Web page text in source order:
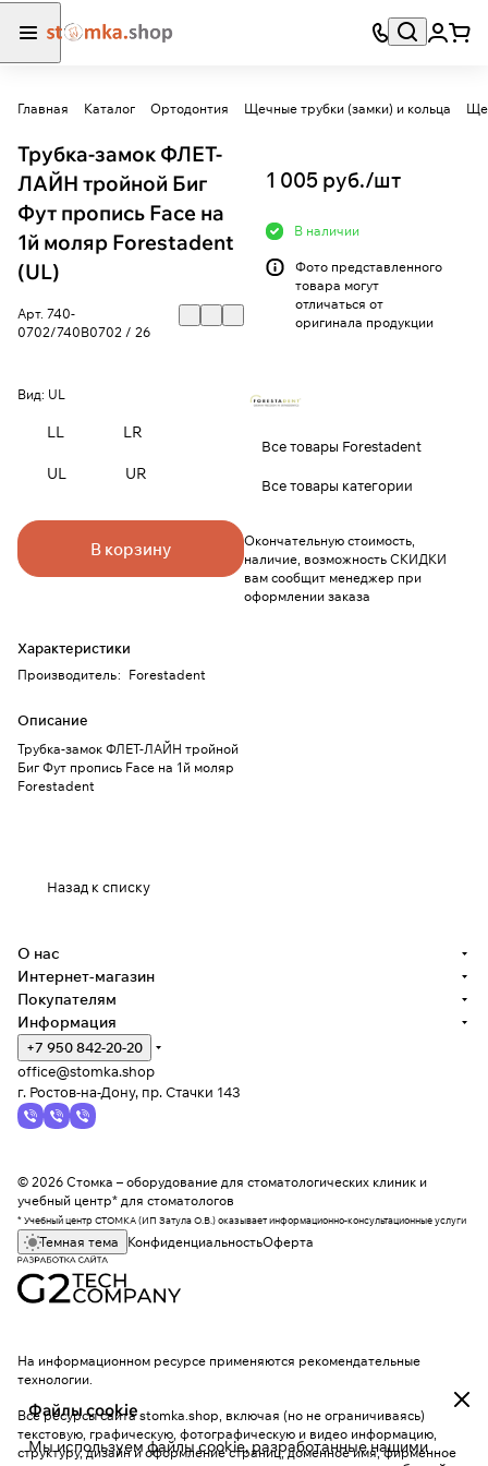
Главная Каталог Ортодонтия Щечные трубки (замки) и кольца
Трубка-замок ФЛЕТ-
ЛАЙН тройной Биг
Фут пропись Face на
1й моляр Forestadent
(UL)
Арт. 740-
0702/740В0702 / 26
Вид: UL
LL LR
UL UR
В корзину
Характеристики
Производитель: Forestadent
Описание
Трубка-замок ФЛЕТ-ЛАЙН тройной
Биг Фут пропись Face на 1й моляр
Forestadent
1 005 руб./шт
В наличии
Фото представленного
товара могут
отличаться от
оригинала продукции
Все товары Forestadent
Все товары категории
Окончательную стоимость,
наличие, возможность СКИДКИ
вам сообщит менеджер при
оформлении заказа
Назад к списку
Файлы cookie
Мы используем файлы cookie, разработанные нашими
О нас
Интернет-магазин
Покупателям
Информация
+7 950 842-20-20
office@stomka.shop
г. Ростов-на-Дону, пр. Стачки 143
© 2026 Стомка – оборудование для стоматологических клиник и
учебный центр* для стоматологов
* Учебный центр СТОМКА (ИП Затула О.В.) оказывает информационно-консультационные услуги
Темная тема КонфиденциальностьОферта
На информационном ресурсе применяются рекомендательные
технологии.
Все ресурсы сайта stomka.shop, включая (но не ограничиваясь)
текстовую, графическую, фотографическую и видео информацию,
структуру, дизайн и оформление страниц, доменное имя, фирменное